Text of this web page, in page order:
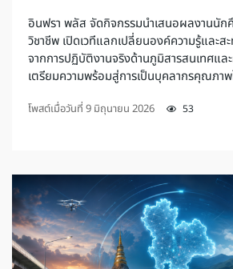
อินฟรา พลัส จัดกิจกรรมนำเสนอผลงานนั
วิชาชีพ เปิดเวทีแลกเปลี่ยนองค์ความรู้และส
จากการปฏิบัติงานจริงด้านภูมิสารสนเทศและ
เตรียมความพร้อมสู่การเป็นบุคลากรคุณภา
โพสต์เมื่อวันที่ 9 มิถุนายน 2026
53